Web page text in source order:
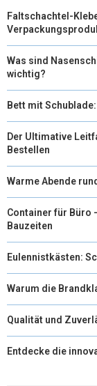
E
)
Faltschachtel-
Was sind
wichtig?
Bett mit
Der Ultimative
Bestellen
Warme Abende
Container für Büro
Bauzeiten
Eulennistkästen:
Warum die
Qualität und
Entdecke die